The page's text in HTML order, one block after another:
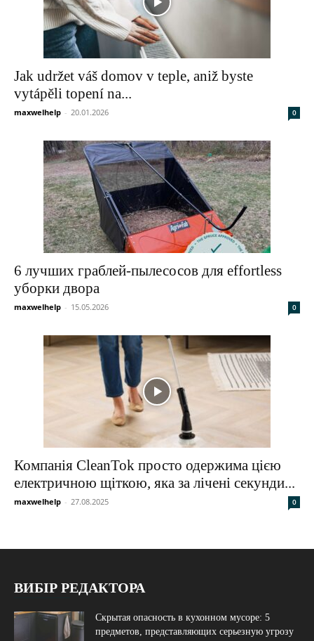
Jak udržet váš domov v teple, aniž byste
vytápěli topení na...
maxwelhelp - 20.01.2026 0
6 лучших граблей-пылесосов для effortless
уборки двора
maxwelhelp - 15.05.2026 0
Компанія CleanTok просто одержима цією
електричною щіткою, яка за лічені секунди...
maxwelhelp - 27.08.2025 0
ВИБІР РЕДАКТОРА
Скрытая опасность в кухонном мусоре: 5
предметов, представляющих серьезную угрозу